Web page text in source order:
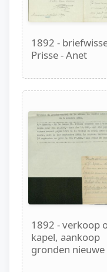
1892 -
Prisse - Anet
1892 - verkoop
kapel, aankoop
gronden nieuwe